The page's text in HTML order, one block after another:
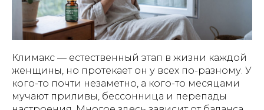
Климакс — естественный этап в жизни каждой
женщины, но протекает он у всех по-разному. У
кого-то почти незаметно, а кого-то месяцами
мучают приливы, бессонница и перепады